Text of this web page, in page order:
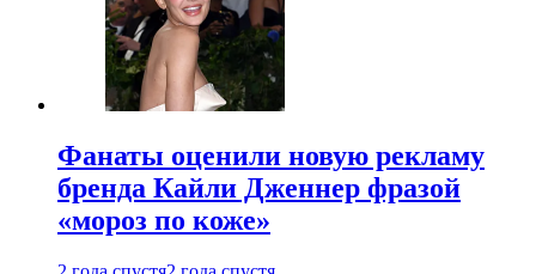
Фанаты оценили новую рекламу
бренда Кайли Дженнер фразой
«мороз по коже»